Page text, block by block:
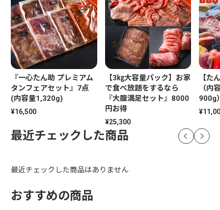
『一心たん助 プレミアム
タンフェアセット』7点
(内容量1,320g)
¥16,500
【3㎏大容量パック】お家
で食べ放題をするなら
『大腹満足セット』8000
円お得
¥25,300
【た
（内
900g
最近チェックした商品
最近チェックした商品はありません
おすすめの商品